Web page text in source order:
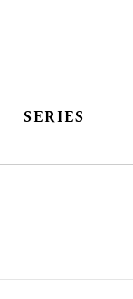
SERIES